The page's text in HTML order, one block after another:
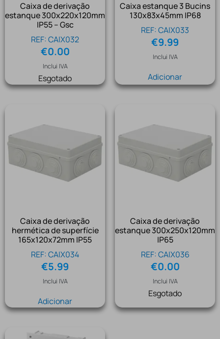
Caixa de derivação
estanque 300x220x120mm
IP55 – Gsc
REF: CAIX032
€0.00
Inclui IVA
Esgotado
Caixa estanque 3 Bucins
130x83x45mm IP68
REF: CAIX033
€9.99
Inclui IVA
Adicionar
Caixa de derivação
hermética de superfície
165x120x72mm IP55
REF: CAIX034
€5.99
Inclui IVA
Adicionar
Caixa de derivação
estanque 300x250x120mm
IP65
REF: CAIX036
€0.00
Inclui IVA
Esgotado